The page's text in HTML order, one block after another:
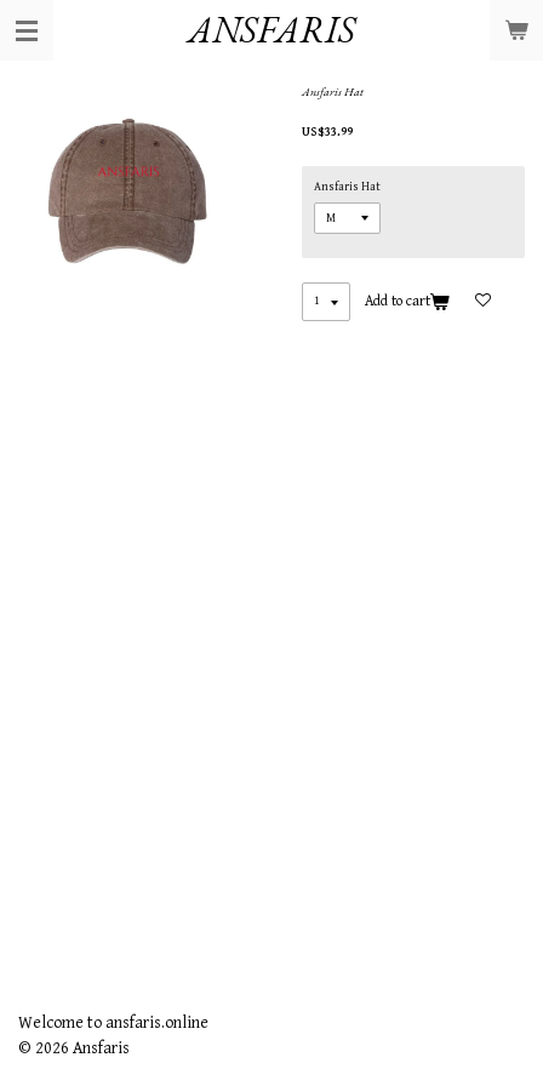
Skip
to
ANSFARIS
Ansfaris Hat
US$33.99
Ansfaris Hat
Add to cart
Welcome to ansfaris.online
© 2026 Ansfaris